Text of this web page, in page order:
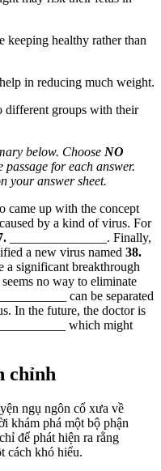
keeping healthy rather than
in reducing much weight.
different groups with their
below. Choose NO
passage for each answer.
your answer sheet.
came up with the concept
by a kind of virus. For
_______________. Finally,
a new virus named 38.
a significant breakthrough
no way to eliminate
can be separated
In the future, the doctor is
which might
chỉnh
ngụ ngôn cổ xưa về
khám phá một bộ phận
để phát hiện ra rằng
cách khó hiểu.